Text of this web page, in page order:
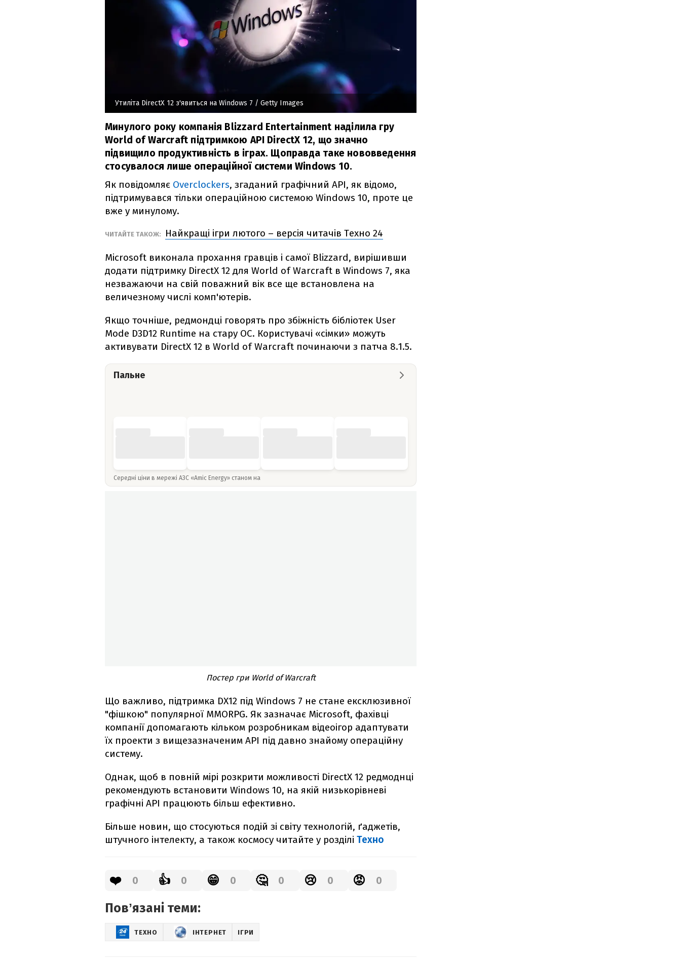
Утиліта DirectX 12 з'явиться на Windows 7 / Getty Images
Минулого року компанія Blizzard Entertainment наділила гру
World of Warcraft підтримкою API DirectX 12, що значно
підвищило продуктивність в іграх. Щоправда таке нововведення
стосувалося лише операційної системи Windows 10.
Як повідомляє Overclockers, згаданий графічний API, як відомо,
підтримувався тільки операційною системою Windows 10, проте це
вже у минулому.
ЧИТАЙТЕ ТАКОЖ: Найкращі ігри лютого – версія читачів Техно 24
Microsoft виконала прохання гравців і самої Blizzard, вирішивши
додати підтримку DirectX 12 для World of Warcraft в Windows 7, яка
незважаючи на свій поважний вік все ще встановлена ​​на
величезному числі комп'ютерів.
Якщо точніше, редмондці говорять про збіжність бібліотек User
Mode D3D12 Runtime на стару ОС. Користувачі «сімки» можуть
активувати DirectX 12 в World of Warcraft починаючи з патча 8.1.5.
Пальне
Середні ціни в мережі АЗС «Amic Energy» станом на
Постер гри World of Warcraft
Що важливо, підтримка DX12 під Windows 7 не стане ексклюзивної
"фішкою" популярної MMORPG. Як зазначає Microsoft, фахівці
компанії допомагають кільком розробникам відеоігор адаптувати
їх проекти з вищезазначеним API під давно знайому операційну
систему.
Однак, щоб в повній мірі розкрити можливості DirectX 12 редмоднці
рекомендують встановити Windows 10, на якій низькорівневі
графічні API працюють більш ефективно.
Більше новин, що стосуються подій зі світу технологій, ґаджетів,
штучного інтелекту, а також космосу читайте у розділі Техно
❤️ 0 👍 0 😁 0 🤔 0 😢 0 😡 0
Повʼязані теми:
ТЕХНО ІНТЕРНЕТ ІГРИ